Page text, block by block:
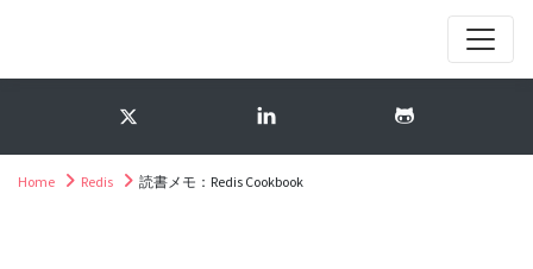
Home Redis 読書メモ：Redis Cookbook